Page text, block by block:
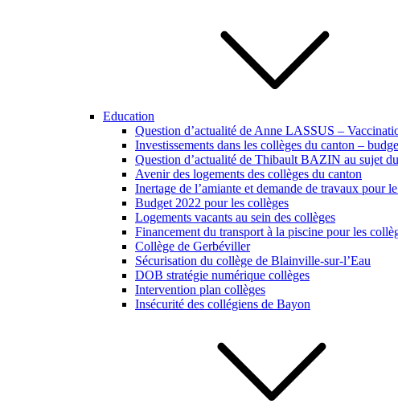
Education
Question d’actualité de Anne LASSUS –
Investissements dans les collèges du canton –
Question d’actualité de Thibault BAZIN au sujet
Avenir des logements des collèges du canton
Inertage de l’amiante et demande de travaux pour
Budget 2022 pour les collèges
Logements vacants au sein des collèges
Financement du transport à la piscine pour les
Collège de Gerbéviller
Sécurisation du collège de Blainville-sur-l’Eau
DOB stratégie numérique collèges
Intervention plan collèges
Insécurité des collégiens de Bayon